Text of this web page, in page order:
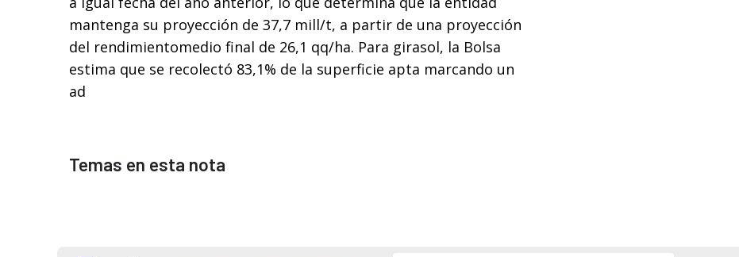
mantenga su proyección de 37,7 mill/t, a partir de una proyección
del rendimientomedio final de 26,1 qq/ha. Para girasol, la Bolsa
estima que se recolectó 83,1% de la superficie apta marcando un
ad
Temas en esta nota